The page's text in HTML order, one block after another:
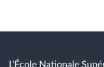
L’École Nationale